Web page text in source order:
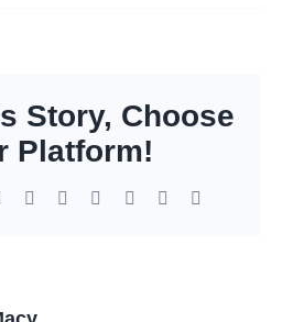
Story, Choose
Platform!
LinkedInWhatsApp
TumblrPinterest Xing